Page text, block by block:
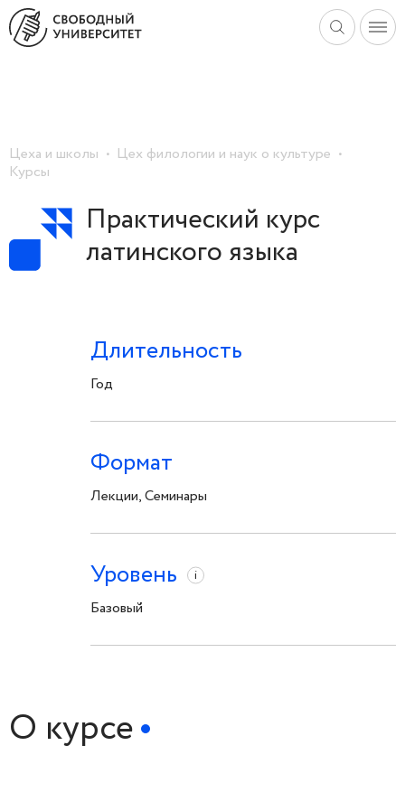
Цеха и школы
Цех филологии и наук о культуре
Курсы
Практический курс
латинского языка
Длительность
Год
Формат
Лекции, Семинары
Уровень i
Базовый
О курсе